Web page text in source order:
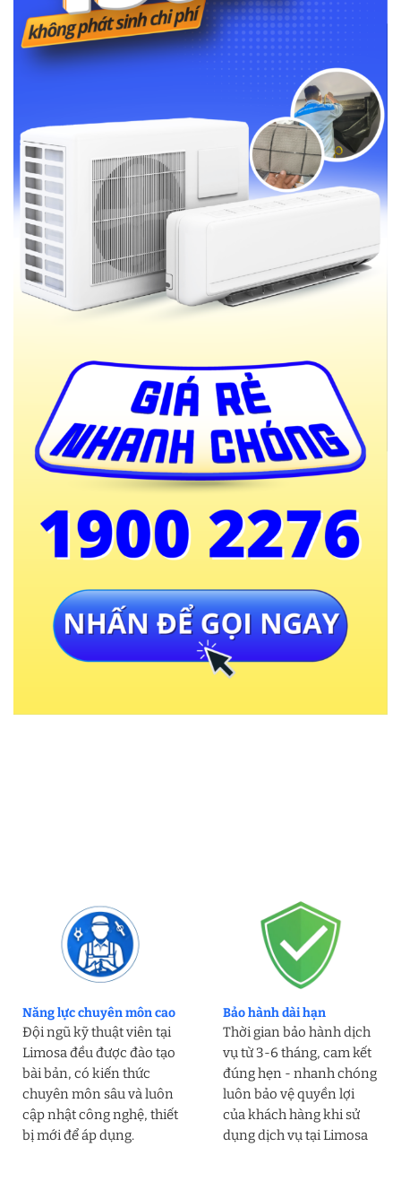
Năng lực chuyên môn cao
Đội ngũ kỹ thuật viên tại
Limosa đều được đào tạo
bài bản, có kiến thức
chuyên môn sâu và luôn
cập nhật công nghệ, thiết
bị mới để áp dụng.
Bảo hành dài hạn
Thời gian bảo hành dịch
vụ từ 3-6 tháng, cam kết
đúng hẹn - nhanh chóng
luôn bảo vệ quyền lợi
của khách hàng khi sử
dụng dịch vụ tại Limosa